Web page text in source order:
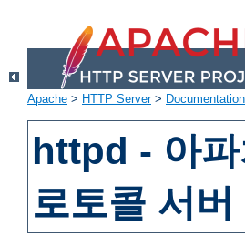
Apache > HTTP Server> Documentation
httpd - 아
로토콜 서버